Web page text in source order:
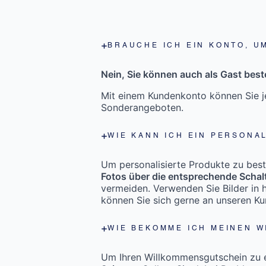
BRAUCHE ICH EIN KONTO,
Nein, Sie können auch als Gast
Mit einem Kundenkonto können
Sonderangeboten.
WIE KANN ICH EIN
Um personalisierte Produkte zu
Fotos über die entsprechende
vermeiden. Verwenden Sie Bilder
können Sie sich gerne an unseren
WIE BEKOMME ICH MEINEN
Um Ihren Willkommensgutschein